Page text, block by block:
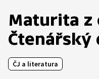
Maturita z
Čtenářský
ČJ a literatura